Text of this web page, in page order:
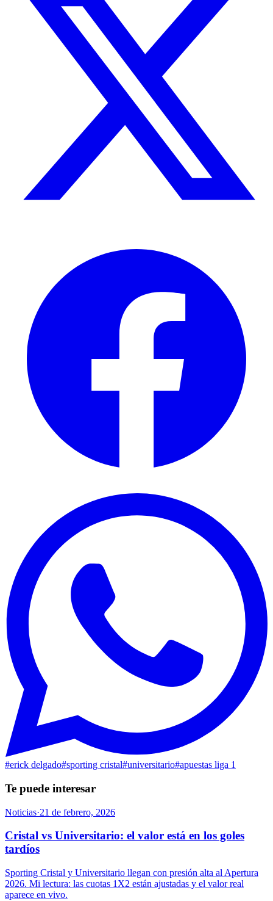
#erick delgado#sporting cristal#universitario#apuestas liga 1
Te puede interesar
Noticias·21 de febrero, 2026
Cristal vs Universitario: el valor está en los goles
tardíos
Sporting Cristal y Universitario llegan con presión alta al Apertura
2026. Mi lectura: las cuotas 1X2 están ajustadas y el valor real
aparece en vivo.